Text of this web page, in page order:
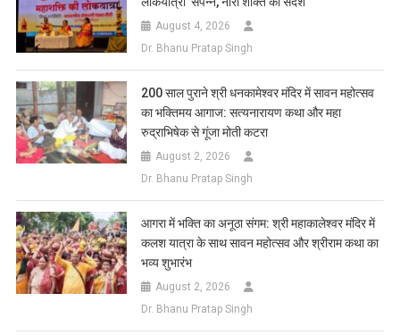
August 4, 2026
Dr. Bhanu Pratap Singh
200 साल पुराने श्री धनकामेश्वर मंदिर में सावन महोत्सव
का भक्तिमय आगाज: सत्यनारायण कथा और महा
रुद्राभिषेक से गूंजा मोती कटरा
August 2, 2026
Dr. Bhanu Pratap Singh
आगरा में भक्ति का अनूठा संगम: श्री महाकालेश्वर मंदिर में
कलश यात्रा के साथ सावन महोत्सव और श्रीराम कथा का
भव्य शुभारंभ
August 2, 2026
Dr. Bhanu Pratap Singh